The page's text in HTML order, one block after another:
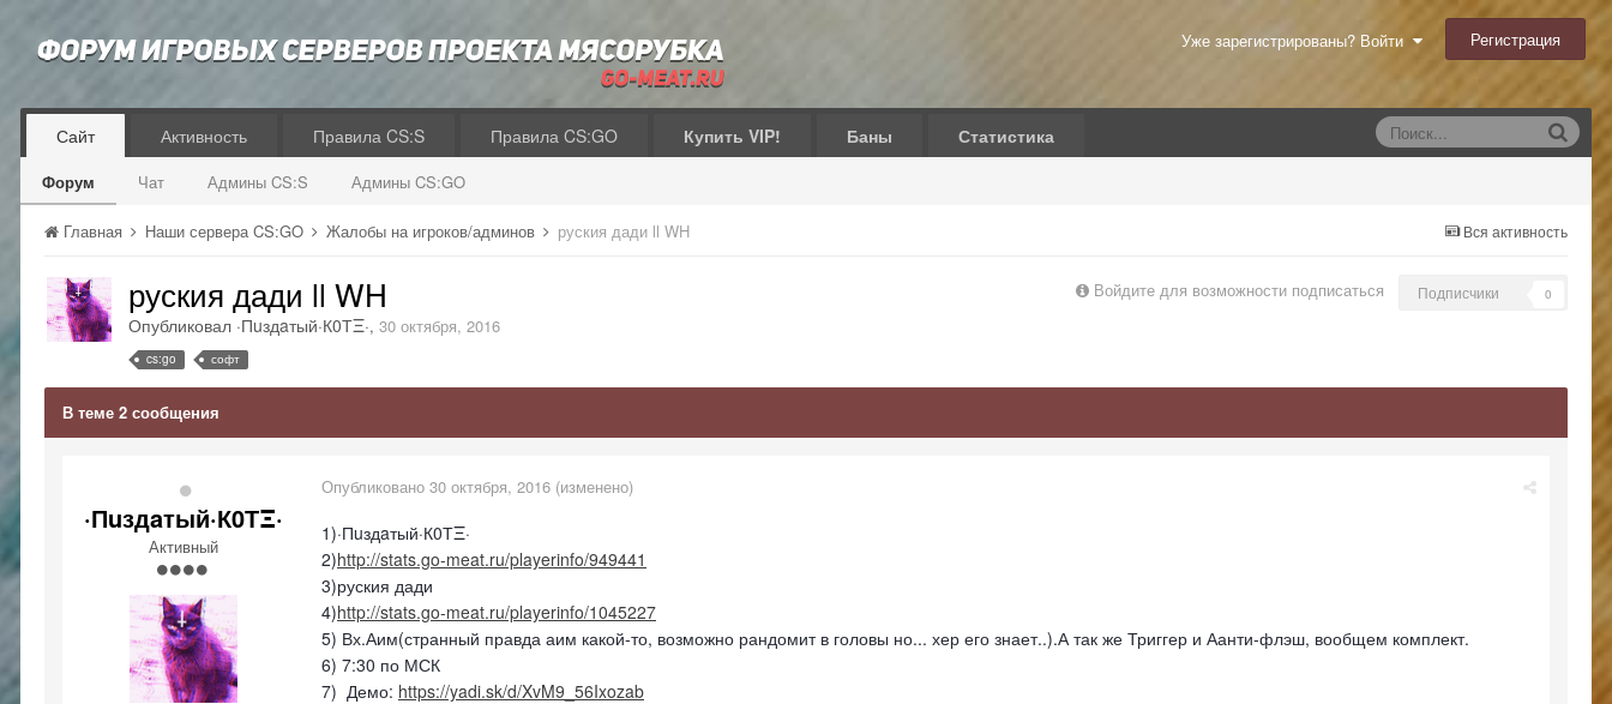
Уже зарегистрированы? Войти Регистрация
Сайт
Форум Чат Админы CS:S Админы CS:GO
Активность Правила CS:S Правила CS:GO Купить VIP! Баны Статистика
Вся активность
Главная Наши сервера CS:GO Жалобы на игроков/админов руския дади ll WH
Войдите для возможности подписаться Подписчики 0
руския дади ll WH
Опубликовал ·Пuздaтый·К0ТΞ·, 30 октября, 2016
cs:go софт
В теме 2 сообщения
·Пuздaтый·К0ТΞ·
Активный
Опубликовано 30 октября, 2016 (изменено)
1)·Пuздaтый·К0ТΞ·
2)http://stats.go-meat.ru/playerinfo/949441
3)руския дади
4)http://stats.go-meat.ru/playerinfo/1045227
5) Вх.Аим(странный правда аим какой-то, возможно рандомит в головы но... хер его знает..).А так же Триггер и Аанти-флэш, вообщем комплект.
6) 7:30 по МСК
7) Демо: https://yadi.sk/d/XvM9_56Ixozab